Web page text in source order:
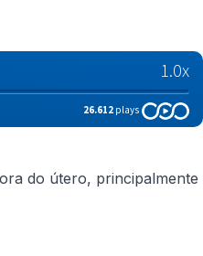
do útero, principalmente